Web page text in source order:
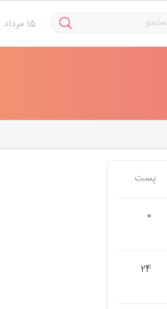
15مرداد 1405
پست
0
24